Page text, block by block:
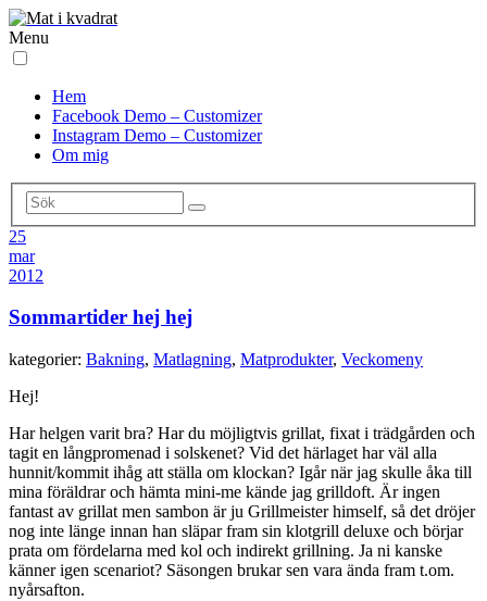
Menu
Hem
Facebook Demo – Customizer
Instagram Demo – Customizer
Om mig
25
mar
2012
Sommartider hej hej
kategorier: Bakning, Matlagning, Matprodukter, Veckomeny
Hej!
Har helgen varit bra? Har du möjligtvis grillat, fixat i trädgården och
tagit en långpromenad i solskenet? Vid det härlaget har väl alla
hunnit/kommit ihåg att ställa om klockan? Igår när jag skulle åka till
mina föräldrar och hämta mini-me kände jag grilldoft. Är ingen
fantast av grillat men sambon är ju Grillmeister himself, så det dröjer
nog inte länge innan han släpar fram sin klotgrill deluxe och börjar
prata om fördelarna med kol och indirekt grillning. Ja ni kanske
känner igen scenariot? Säsongen brukar sen vara ända fram t.om.
nyårsafton.